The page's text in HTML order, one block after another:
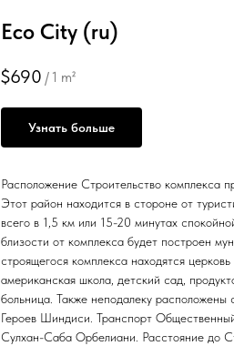
Eco City (ru)
$690 / 1 m²
Узнать больше
Расположение Строительство комплекса
Этот район находится в стороне от
всего в 1,5 км или 15-20 минутах
близости от комплекса будет построен
строящегося комплекса находятся
американская школа, детский сад,
больница. Также неподалеку
Героев Шиндиси. Транспорт
Сулхан-Саба Орбелиани. Расстояние до